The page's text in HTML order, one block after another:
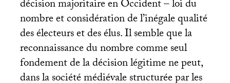
décision majoritaire en Occident – loi du
nombre et considération de l’inégale qualité
des électeurs et des élus. Il semble que la
reconnaissance du nombre comme seul
fondement de la décision légitime ne peut,
dans la société médiévale structurée par les